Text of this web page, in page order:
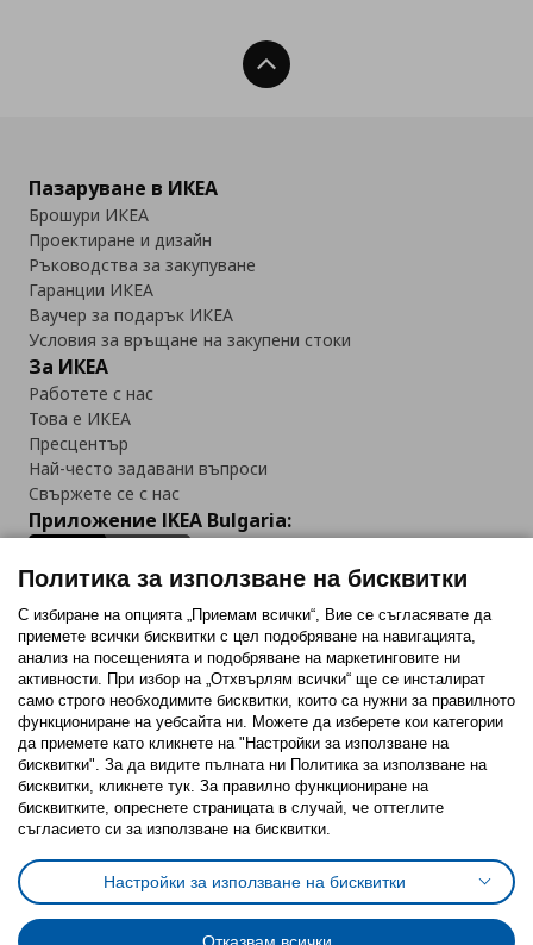
Нагоре
Пазаруване в ИКЕА
Брошури ИКЕА
Проектиране и дизайн
Ръководства за закупуване
Гаранции ИКЕА
Ваучер за подарък ИКЕА
Условия за връщане на закупени стоки
За ИКЕА
Работете с нас
Това е ИКЕА
Пресцентър
Най-често задавани въпроси
Свържете се с нас
Приложение IKEA Bulgaria:
Последвайте ни:
FacebookTwitterYoutubePinterestInstagram
Политика за използване на бисквитки (Cookies)
Избор на настройки за използване на бисквитки
Условия за ползване на ikea.bgОбща политика за личните данни
Политика за защита на личните данни на ikea.bg
Общи условия на програма IKEA Family
Политика за използване на бисквитки
С избиране на опцията „Приемам всички“, Вие се съгласявате да
приемете всички бисквитки с цел подобряване на навигацията,
анализ на посещенията и подобряване на маркетинговите ни
активности. При избор на „Отхвърлям всички“ ще се инсталират
само строго необходимитe бисквитки, които са нужни за правилното
функциониране на уебсайта ни. Можете да изберете кои категории
да приемете като кликнете на "Настройки за използване на
бисквитки". За да видите пълната ни Политика за използване на
бисквитки, кликнете тук. За правилно функциониране на
бисквитките, опреснете страницата в случай, че оттеглите
съгласието си за използване на бисквитки.
Настройки за използване на бисквитки